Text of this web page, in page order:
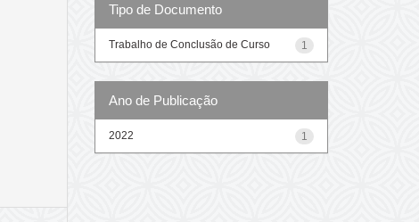
Tipo de Documento
1
Trabalho de Conclusão de Curso
Ano de Publicação
1
2022